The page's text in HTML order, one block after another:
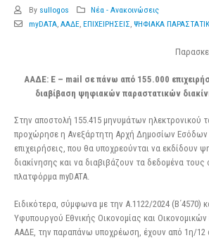
By sullogos
Νέα - Ανακοινώσεις
myDATA, ΑΑΔΕ, ΕΠΙΧΕΙΡΗΣΕΙΣ, ΨΗΦΙΑΚΑ
ΑΑΔΕ: Ε – mail σε πάνω από 155.000
διαβίβαση ψηφιακών παραστατικών
Στην αποστολή 155.415 μηνυμάτων ηλεκτρονικού
προχώρησε η Ανεξάρτητη Αρχή Δημοσίων Εσόδων
επιχειρήσεις, που θα υποχρεούνται να εκδίδουν
διακίνησης και να διαβιβάζουν τα δεδομένα
πλατφόρμα myDATA.
Ειδικότερα, σύμφωνα με την Α.1122/2024 (Β΄4570)
Υφυπουργού Εθνικής Οικονομίας και Οικονομικών
ΑΑΔΕ, την παραπάνω υποχρέωση, έχουν από 1η/12